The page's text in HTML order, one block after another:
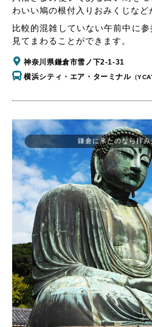
わいい鳩の根付入りおみくじなど
比較的混雑していない午前中に
見てまわることができます。
神奈川県鎌倉市雪ノ下2-1-31
横浜シティ・エア・ターミナル（
鎌倉に来たのなら拝み